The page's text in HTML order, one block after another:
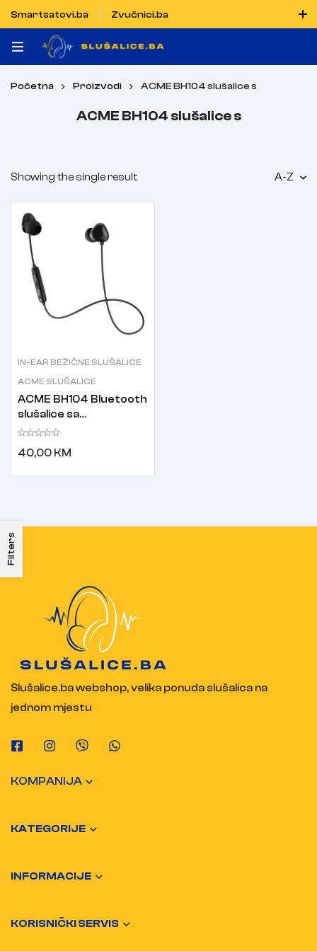
Smartsatovi.ba
Zvučnici.ba
Naručiti možete i porukom putem Vibera i WhatsAppa
Početna Proizvodi ACME BH104 slušalice s
ACME BH104 slušalice s
Filters
Showing the single result A-Z
IN-EAR BEŽIČNE SLUŠALICE
ACME SLUŠALICE
ACME BH104 Bluetooth
slušalice sa
mikrofonom crne
40,00 KM
Slušalice.ba webshop, velika ponuda slušalica na
jednom mjestu
KOMPANIJA
KATEGORIJE
INFORMACIJE
KORISNIČKI SERVIS